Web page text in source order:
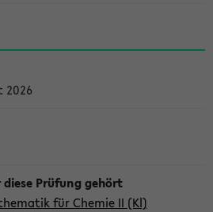
2026
für Chemie II (Kl)